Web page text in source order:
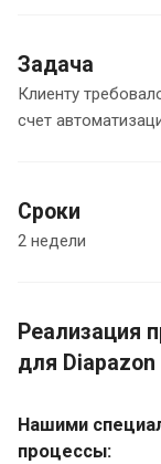
Задача
Клиенту
счет
Сроки
2 недели
Реализация
для Diapazon
Нашими
процессы: